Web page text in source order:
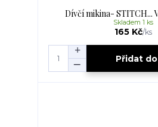
Dívčí mikina- STITCH...
165 Kč/ks
Skladem 1 ks
Přidat